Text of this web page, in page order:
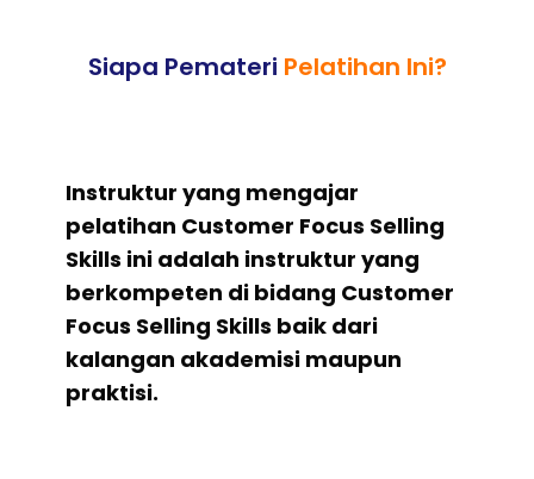
Siapa Pemateri Pelatihan Ini?
Instruktur yang mengajar
pelatihan Customer Focus Selling
Skills ini adalah instruktur yang
berkompeten di bidang Customer
Focus Selling Skills baik dari
kalangan akademisi maupun
praktisi.